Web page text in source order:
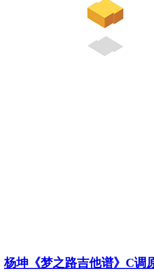
杨坤《梦之路吉他谱》C调